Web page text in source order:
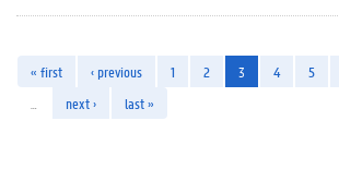
« first ‹ previous 1 2 3 4 5
next › last »